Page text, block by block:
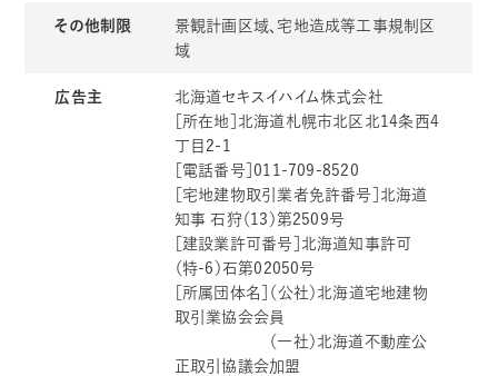
その他制限
景観計画区域、宅地造成等工事規制区
域
広告主
北海道セキスイハイム株式会社
［所在地］北海道札幌市北区北14条西4
丁目2-1
［電話番号］011-709-8520
［宅地建物取引業者免許番号］北海道
知事 石狩（13）第2509号
［建設業許可番号］北海道知事許可
（特-6）石第02050号
［所属団体名］（公社）北海道宅地建物
取引業協会会員
（一社）北海道不動産公
正取引協議会加盟